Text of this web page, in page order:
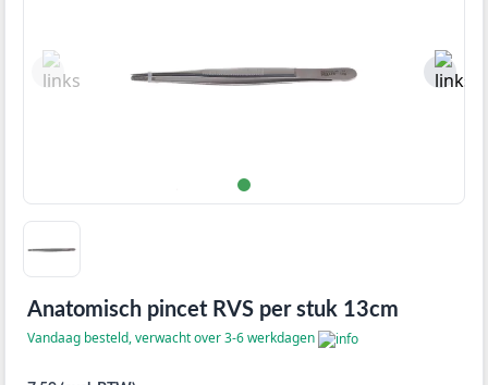
Anatomisch pincet RVS per stuk 13cm
Vandaag besteld, verwacht over 3-6 werkdagen